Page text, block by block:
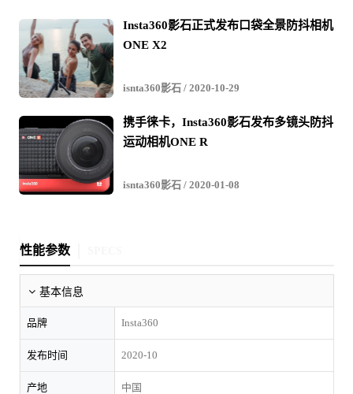
Insta360影石正式发布口袋全景防抖相机
ONE X2
isnta360影石 / 2020-10-29
携手徕卡，Insta360影石发布多镜头防抖
运动相机ONE R
isnta360影石 / 2020-01-08
性能参数
基本信息
品牌 Insta360
发布时间 2020-10
产地 中国